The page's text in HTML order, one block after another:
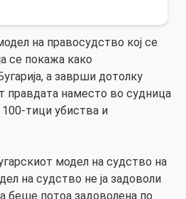
на правосудство кој се
се покажа како
а заврши дотолку
правдата наместо во судница
тици убиства и
модел на судство на
на судство не ја задоволи
беше потоа задоволена по